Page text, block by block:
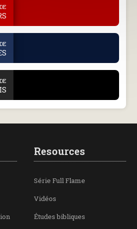
Resources
Série Full Flame
Vidéos
Études bibliques